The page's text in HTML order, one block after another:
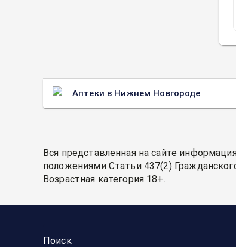
Аптеки в Нижнем Новгороде
Вся представленная на сайте
положениями Статьи 437(2)
Возрастная категория 18+.
Поиск